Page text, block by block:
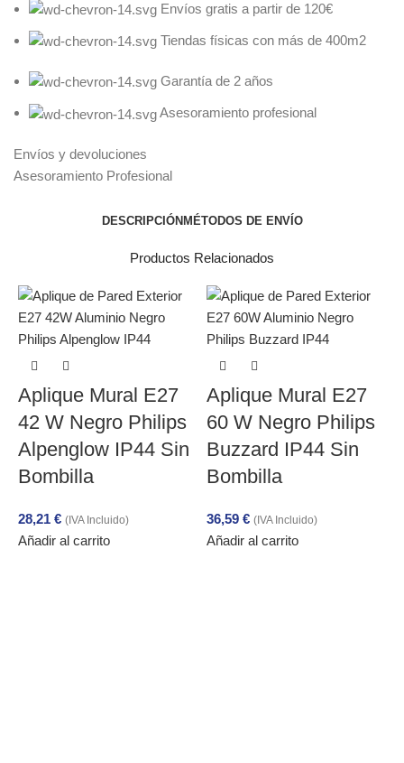
Envíos gratis a partir de 120€
Tiendas físicas con más de 400m2
Garantía de 2 años
Asesoramiento profesional
Envíos y devoluciones
Asesoramiento Profesional
DESCRIPCIÓNMÉTODOS DE ENVÍO
Productos Relacionados
Aplique Mural E27
42 W Negro Philips
Alpenglow IP44 Sin
Bombilla
28,21 € (IVA Incluido)
Añadir al carrito
Aplique Mural E27
60 W Negro Philips
Buzzard IP44 Sin
Bombilla
36,59 € (IVA Incluido)
Añadir al carrito